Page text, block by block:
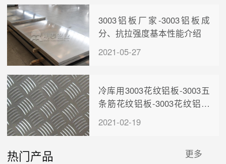
3003铝板厂家-3003铝板成
分、抗拉强度基本性能介绍
2021-05-27
冷库用3003花纹铝板-3003五
条筋花纹铝板-3003花纹铝板
厂家-价格
2021-02-19
热门产品 更多